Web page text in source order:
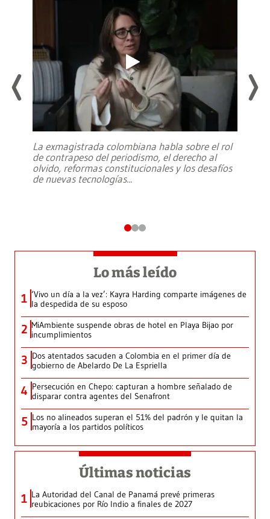
La exmagistrada colombiana habla sobre el rol
de contrapeso del periodismo, el derecho al
olvido, reformas constitucionales y los desafíos
de nuevas tecnologías...
Lo más leído
1 ‘Vivo un día a la vez’: Kayra Harding comparte imágenes de
la despedida de su esposo
2 MiAmbiente suspende obras de hotel en Playa Bijao por
incumplimientos
3 Dos atentados sacuden a Colombia en el primer día de
gobierno de Abelardo De La Espriella
4 Persecución en Chepo: capturan a hombre señalado de
disparar contra agentes del Senafront
5 Los no alineados superan el 51% del padrón y le quitan la
mayoría a los partidos políticos
Últimas noticias
1 La Autoridad del Canal de Panamá prevé primeras
reubicaciones por Río Indio a finales de 2027